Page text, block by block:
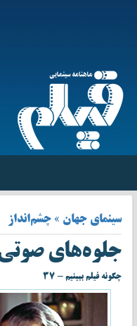
سینمای جهان » چشم‌انداز
جلوه‌های
چگونه فیلم ببینیم - ۳۷